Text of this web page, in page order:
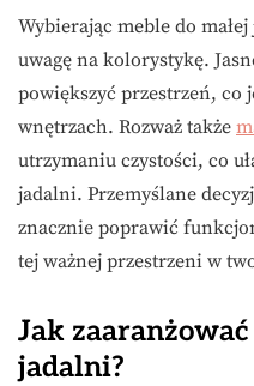
Wybierając meble do
uwagę na kolorystykę.
powiększyć przestrzeń,
wnętrzach. Rozważ także
utrzymaniu czystości, co
jadalni. Przemyślane
znacznie poprawić
tej ważnej przestrzeni w
Jak
jadalni?